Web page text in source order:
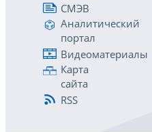
СМЭВ
Аналитический
портал
Видеоматериалы
Карта
сайта
RSS